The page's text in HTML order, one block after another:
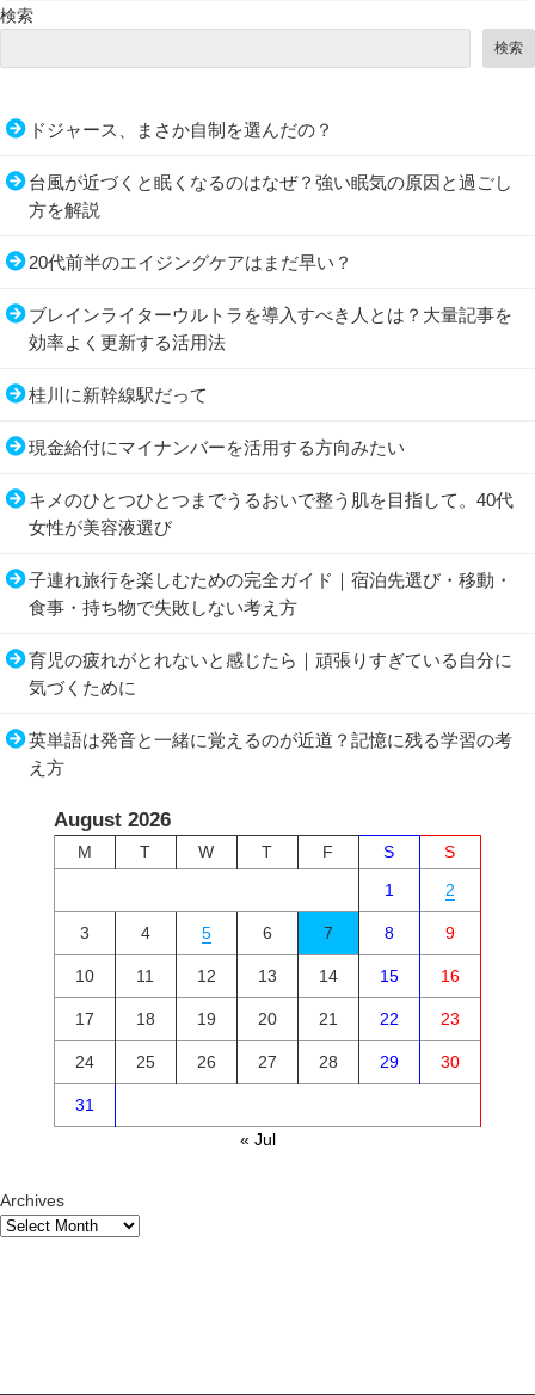
検索
検索
ドジャース、まさか自制を選んだの？
台風が近づくと眠くなるのはなぜ？強い眠気の原因と過ごし
方を解説
20代前半のエイジングケアはまだ早い？
ブレインライターウルトラを導入すべき人とは？大量記事を
効率よく更新する活用法
桂川に新幹線駅だって
現金給付にマイナンバーを活用する方向みたい
キメのひとつひとつまでうるおいで整う肌を目指して。40代
女性が美容液選び
子連れ旅行を楽しむための完全ガイド｜宿泊先選び・移動・
食事・持ち物で失敗しない考え方
育児の疲れがとれないと感じたら｜頑張りすぎている自分に
気づくために
英単語は発音と一緒に覚えるのが近道？記憶に残る学習の考
え方
August 2026
M T W T F S
S
1
2
3 4 5 6 7 8 9
10 11 12 13 14 15 16
17 18 19 20 21 22 23
24 25 26 27 28 29 30
31
« Jul
Archives